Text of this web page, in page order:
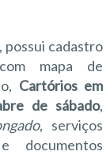
possui cadastro
mapa de
Cartórios em
de sábado,
, serviços
documentos